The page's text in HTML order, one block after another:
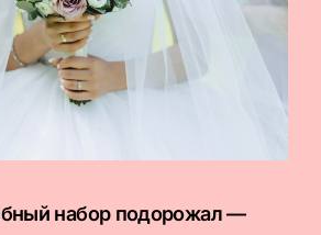
набор подорожал —